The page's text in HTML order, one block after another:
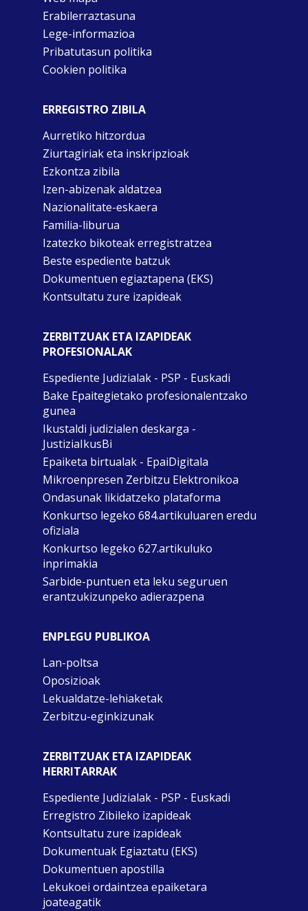
Erabilerraztasuna
Lege-informazioa
Pribatutasun politika
Cookien politika
ERREGISTRO ZIBILA
Aurretiko hitzordua
Ziurtagiriak eta inskripzioak
Ezkontza zibila
Izen-abizenak aldatzea
Nazionalitate-eskaera
Familia-liburua
Izatezko bikoteak erregistratzea
Beste espediente batzuk
Dokumentuen egiaztapena (EKS)
Kontsultatu zure izapideak
ZERBITZUAK ETA IZAPIDEAK
PROFESIONALAK
Espediente Judizialak - PSP - Euskadi
Bake Epaitegietako profesionalentzako
gunea
Ikustaldi judizialen deskarga -
JustiziaIkusBi
Epaiketa birtualak - EpaiDigitala
Mikroenpresen Zerbitzu Elektronikoa
Ondasunak likidatzeko plataforma
Konkurtso legeko 684.artikuluaren eredu
ofiziala
Konkurtso legeko 627.artikuluko
inprimakia
Sarbide-puntuen eta leku seguruen
erantzukizunpeko adierazpena
ENPLEGU PUBLIKOA
Lan-poltsa
Oposizioak
Lekualdatze-lehiaketak
Zerbitzu-eginkizunak
ZERBITZUAK ETA IZAPIDEAK
HERRITARRAK
Espediente Judizialak - PSP - Euskadi
Erregistro Zibileko izapideak
Kontsultatu zure izapideak
Dokumentuak Egiaztatu (EKS)
Dokumentuen apostilla
Lekukoei ordaintzea epaiketara
joateagatik